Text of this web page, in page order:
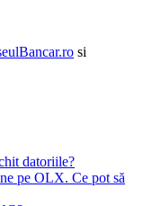
si
datoriile?
pe OLX. Ce pot să